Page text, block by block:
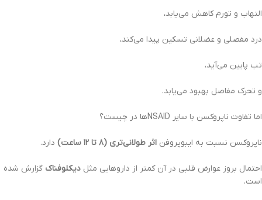
التهاب و تورم کاهش می‌یابد،
درد مفصلی و عضلانی تسکین پیدا می‌کند،
تب پایین می‌آید،
و تحرک مفاصل بهبود می‌یابد.
اما تفاوت ناپروکسن با سایر NSAIDها در چیست؟
ناپروکسن نسبت به ایبوپروفن اثر طولانی‌تری (۸ تا ۱۲ ساعت) دارد.
احتمال بروز عوارض قلبی در آن کمتر از داروهایی مثل دیکلوفناک گزارش شده
است.